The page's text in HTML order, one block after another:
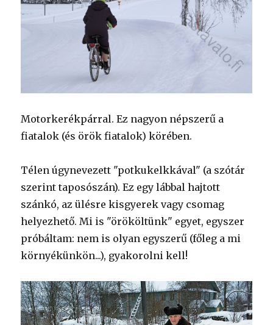
Motorkerékpárral. Ez nagyon népszerű a
fiatalok (és örök fiatalok) körében.
Télen úgynevezett "potkukelkkával" (a szótár
szerint taposószán). Ez egy lábbal hajtott
szánkó, az ülésre kisgyerek vagy csomag
helyezhető. Mi is "örököltünk" egyet, egyszer
próbáltam: nem is olyan egyszerű (főleg a mi
környékünkön...), gyakorolni kell!